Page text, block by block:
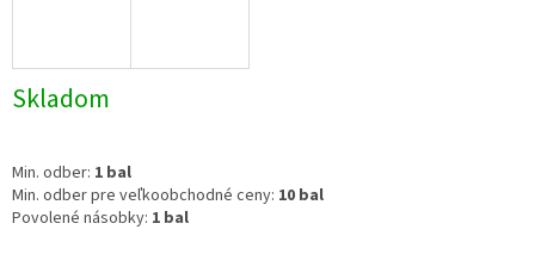
Skladom
Min. odber: 1 bal
Min. odber pre veľkoobchodné ceny: 10 bal
Povolené násobky: 1 bal